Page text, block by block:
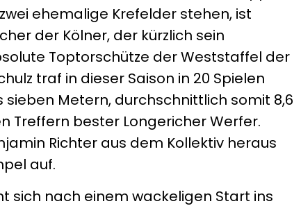
ehemalige Krefelder stehen, ist
der Kölner, der kürzlich sein
Toptorschütze der Weststaffel der
traf in dieser Saison in 20 Spielen
sieben Metern, durchschnittlich somit 8,6
Treffern bester Longericher Werfer.
Richter aus dem Kollektiv heraus
auf.
sich nach einem wackeligen Start ins